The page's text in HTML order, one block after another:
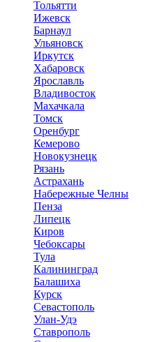
Тольятти
Ижевск
Барнаул
Ульяновск
Иркутск
Хабаровск
Ярославль
Владивосток
Махачкала
Томск
Оренбург
Кемерово
Новокузнецк
Рязань
Астрахань
Набережные Челны
Пенза
Липецк
Киров
Чебоксары
Тула
Калининград
Балашиха
Курск
Севастополь
Улан-Удэ
Ставрополь